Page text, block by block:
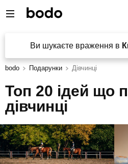
Ви шукаєте враження в
bodo Подарунки Дівчинці
Топ 20 ідей що
дівчинці